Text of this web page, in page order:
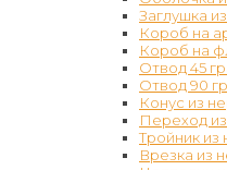
Заглушка
Короб на
Короб на
Отвод 45
Отвод 90
Конус из
Переход
Тройник из
Врезка из